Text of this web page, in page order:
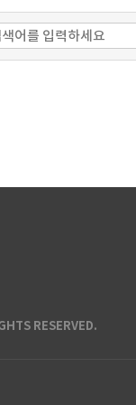
RESERVED.